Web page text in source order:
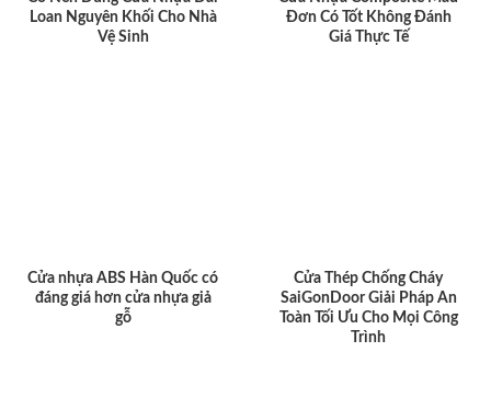
Loan Nguyên Khối Cho Nhà
Vệ Sinh
Đơn Có Tốt Không Đánh
Giá Thực Tế
Cửa nhựa ABS Hàn Quốc có
đáng giá hơn cửa nhựa giả
gỗ
Cửa Thép Chống Cháy
SaiGonDoor Giải Pháp An
Toàn Tối Ưu Cho Mọi Công
Trình